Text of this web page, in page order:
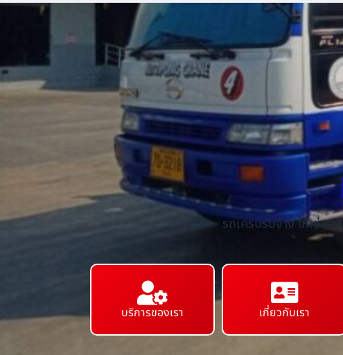
รถเครนรับจ้าง ให้เช่า
บริการของเรา เกี่ยวกับเรา